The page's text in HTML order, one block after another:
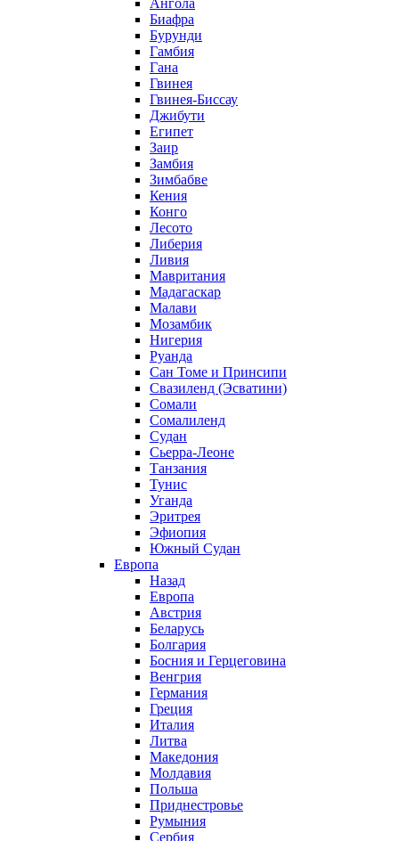
Ангола
Биафра
Бурунди
Гамбия
Гана
Гвинея
Гвинея-Биссау
Джибути
Египет
Заир
Замбия
Зимбабве
Кения
Конго
Лесото
Либерия
Ливия
Мавритания
Мадагаскар
Малави
Мозамбик
Нигерия
Руанда
Сан Томе и Принсипи
Свазиленд (Эсватини)
Сомали
Сомалиленд
Судан
Сьерра-Леоне
Танзания
Тунис
Уганда
Эритрея
Эфиопия
Южный Судан
Европа
Назад
Европа
Австрия
Беларусь
Болгария
Босния и Герцеговина
Венгрия
Германия
Греция
Италия
Литва
Македония
Молдавия
Польша
Приднестровье
Румыния
Сербия